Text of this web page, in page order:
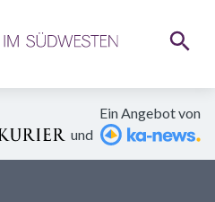
Ein Angebot von
und